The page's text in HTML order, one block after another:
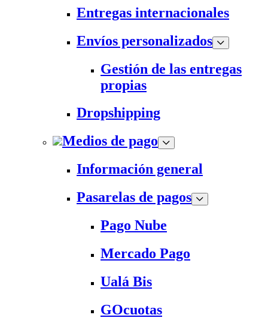
Entregas internacionales
Envíos personalizados
Gestión de las entregas
propias
Dropshipping
Medios de pago
Información general
Pasarelas de pagos
Pago Nube
Mercado Pago
Ualá Bis
GOcuotas